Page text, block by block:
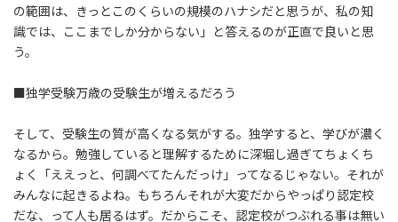
の範囲は、きっとこのくらいの規模のハナシだと思うが、私の知
識では、ここまでしか分からない」と答えるのが正直で良いと思
う。
■独学受験万歳の受験生が増えるだろう
そして、受験生の質が高くなる気がする。独学すると、学びが濃く
なるから。勉強していると理解するために深堀し過ぎてちょくち
ょく「ええっと、何調べてたんだっけ」ってなるじゃない。それが
みんなに起きるよね。もちろんそれが大変だからやっぱり認定校
だな、って人も居るはず。だからこそ、認定校がつぶれる事は無い